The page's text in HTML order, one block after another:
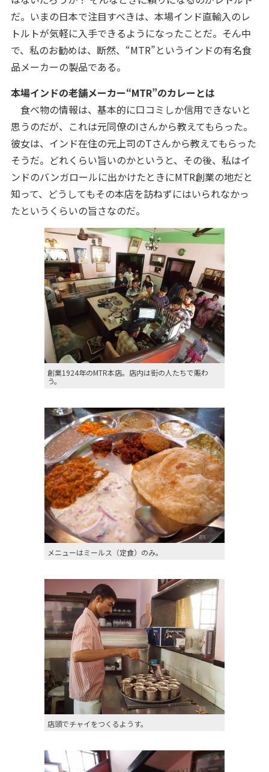
だ。いまの日本で注目すべきは、本場インド直輸入のレ
トルトが気軽に入手できるようになったことだ。そん中
で、私のお勧めは、断然、“MTR”というインドの有名食
品メーカーの製品である。
本場インドの老舗メーカー“MTR”のカレーとは
食べ物の情報は、基本的に口コミしか信用できないと
思うのだが、これは元同僚のIさんから教えてもらった。
彼女は、インド在住の元上司のTさんから教えてもらった
そうだ。どれくらい旨いのかというと、その後、私はイ
ンドのバンガロールに出かけたときにMTR創業の地だと
知って、どうしてもその本店を訪ねずにはいられなかっ
たというくらいの旨さなのだ。
創業1924年のMTR本店。店内は街の人たちで賑わ
う。
メニューはミールス（定食）のみ。
店頭でチャイをつくるようす。